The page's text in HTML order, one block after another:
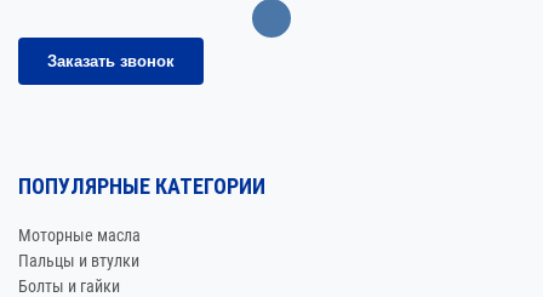
Заказать звонок
ПОПУЛЯРНЫЕ КАТЕГОРИИ
Моторные масла
Пальцы и втулки
Болты и гайки